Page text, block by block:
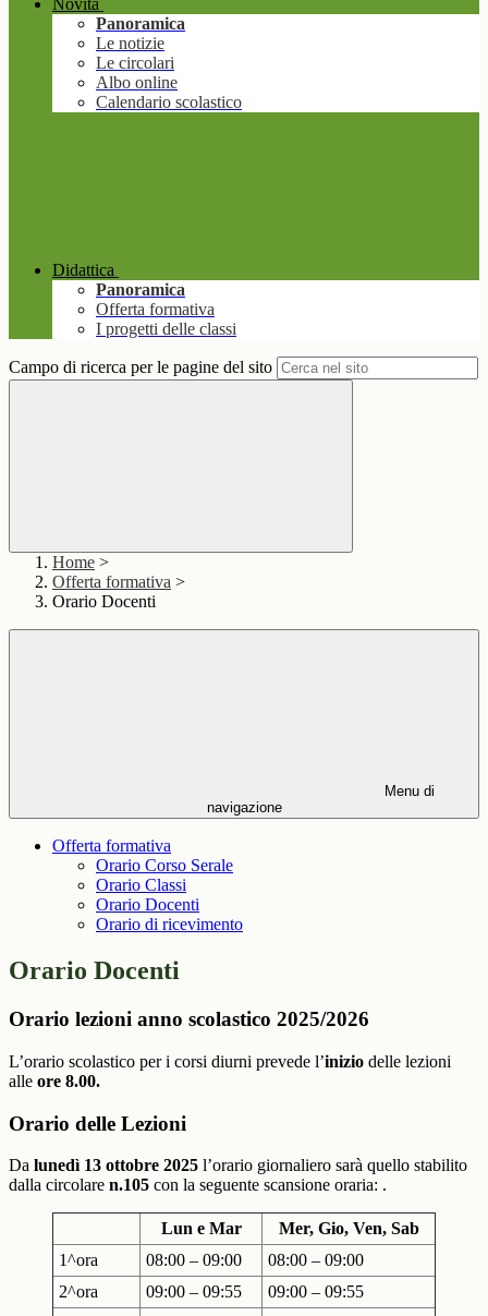
Novità
Panoramica
Le notizie
Le circolari
Albo online
Calendario scolastico
Didattica
Panoramica
Offerta formativa
I progetti delle classi
Campo di ricerca per le pagine del sito
Home >
Offerta formativa >
Orario Docenti
Menu di
navigazione
Offerta formativa
Orario Corso Serale
Orario Classi
Orario Docenti
Orario di ricevimento
Orario Docenti
Orario lezioni anno scolastico 2025/2026
L’orario scolastico per i corsi diurni prevede l’inizio delle lezioni
alle ore 8.00.
Orario delle Lezioni
Da lunedì 13 ottobre 2025 l’orario giornaliero sarà quello stabilito
dalla circolare n.105 con la seguente scansione oraria: .
Lun e Mar
Mer, Gio, Ven, Sab
1^ora
08:00 – 09:00
08:00 – 09:00
2^ora
09:00 – 09:55
09:00 – 09:55